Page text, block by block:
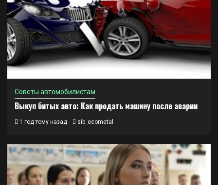
Советы автомобилистам
Выкуп битых авто: Как продать машину после аварии
1 год тому назад sib_ecometal